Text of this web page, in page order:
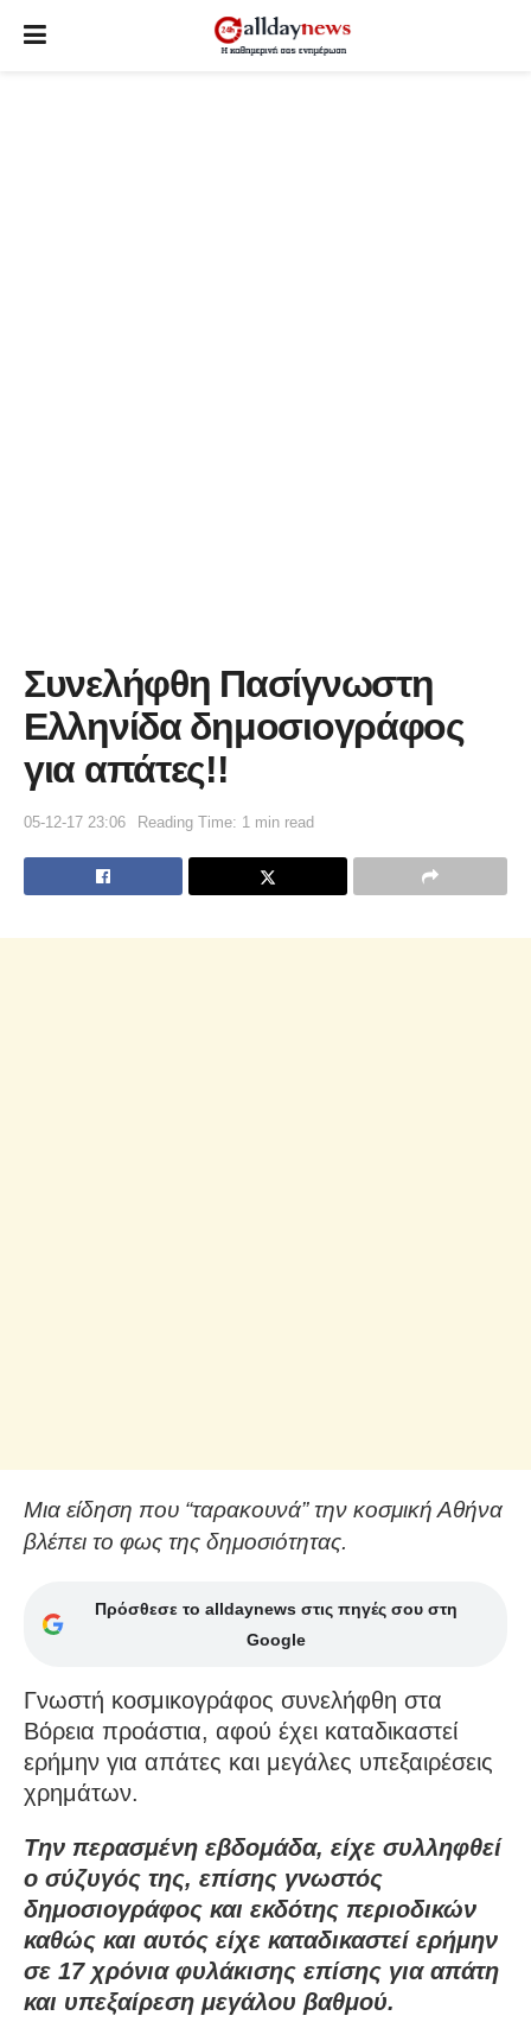
Συνελήφθη Πασίγνωστη
Ελληνίδα δημοσιογράφος
για απάτες!!
05-12-17 23:06 Reading Time: 1 min read
Μια είδηση που “ταρακουνά” την κοσμική Αθήνα
βλέπει το φως της δημοσιότητας.
Πρόσθεσε το alldaynews στις πηγές σου στη
Google
Γνωστή κοσμικογράφος συνελήφθη στα
Βόρεια προάστια, αφού έχει καταδικαστεί
ερήμην για απάτες και μεγάλες υπεξαιρέσεις
χρημάτων.
Την περασμένη εβδομάδα, είχε συλληφθεί
ο σύζυγός της, επίσης γνωστός
δημοσιογράφος και εκδότης περιοδικών
καθώς και αυτός είχε καταδικαστεί ερήμην
σε 17 χρόνια φυλάκισης επίσης για απάτη
και υπεξαίρεση μεγάλου βαθμού.